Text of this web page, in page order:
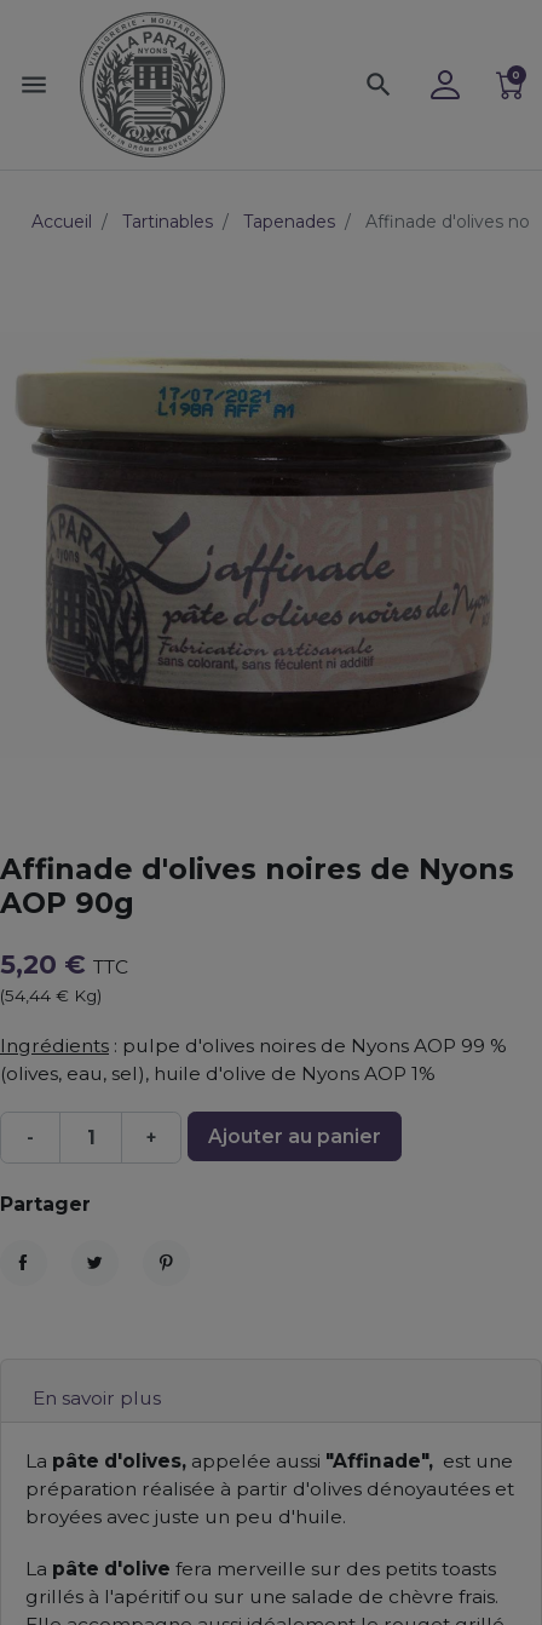
menu search 0
Accueil Tartinables Tapenades Affinade d'olives
Affinade d'olives noires de Nyons
AOP 90g
5,20 € TTC
(54,44 € Kg)
Ingrédients : pulpe d'olives noires de Nyons AOP 99 %
(olives, eau, sel), huile d'olive de Nyons AOP 1%
- + Ajouter au panier
Partager
En savoir plus
La pâte d'olives, appelée aussi "Affinade", est une
préparation réalisée à partir d'olives dénoyautées et
broyées avec juste un peu d'huile.
La pâte d'olive fera merveille sur des petits toasts
grillés à l'apéritif ou sur une salade de chèvre frais.